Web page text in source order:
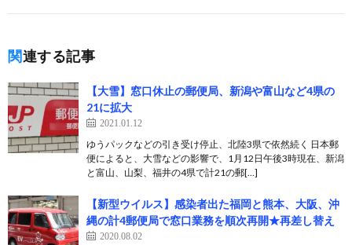
関連する記事
【大雪】窓口休止の郵便局、新潟や富山など4県の
21に拡大
2021.01.12
ゆうパックなどの引き受け停止、北陸3県で依然続く 日本郵
便によると、大雪などの影響で、1月12日午後3時現在、新潟
と富山、山梨、福井の4県で計21の郵[…]
【新型ウイルス】感染者出た福岡と熊本、大阪、沖
縄の計4郵便局で窓口業務を順次再開★再差し替え
2020.08.02